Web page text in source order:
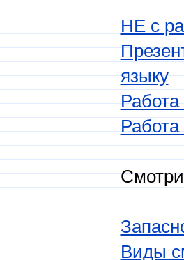
НЕ с
языку
Виды